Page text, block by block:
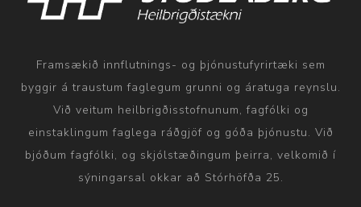
Framsækið innflutnings- og þjónustufyrirtæki sem
byggir á traustum faglegum grunni og áratuga reynslu.
Við veitum heilbrigðisstofnunum, fagfólki og
einstaklingum faglega ráðgjöf og góða þjónustu. Við
bjóðum fagfólki, og skjólstæðingum þeirra, velkomið í
sýningarsal okkar að Stórhöfða 25.